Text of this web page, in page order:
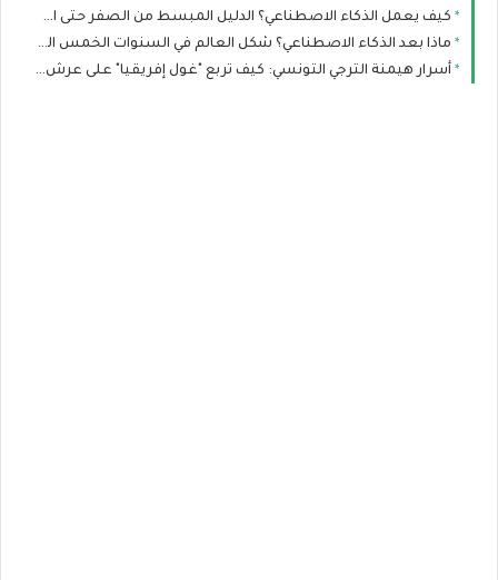
كيف يعمل الذكاء الاصطناعي؟ الدليل المبسط من الصفر حتى الاحتراف
ماذا بعد الذكاء الاصطناعي؟ شكل العالم في السنوات الخمس القادمة
أسرار هيمنة الترجي التونسي: كيف تربع "غول إفريقيا" على عرش الألقاب؟